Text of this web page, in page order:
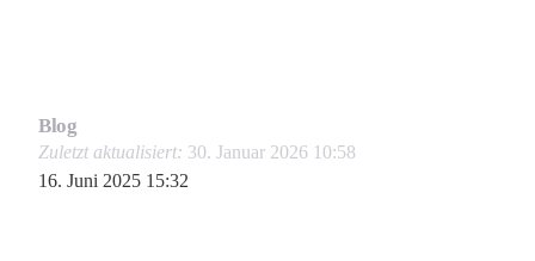
Blog
Zuletzt aktualisiert: 30. Januar 2026 10:58
16. Juni 2025 15:32